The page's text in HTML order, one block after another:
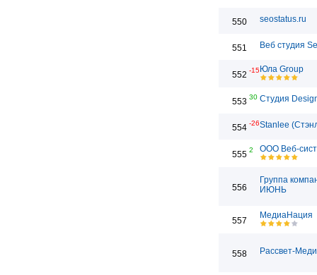
550 seostatus.ru
551 Веб студия
552 -15Юла Group
553 30 Студия
554 -26Stanlee
555 2 ООО Веб-
556
Группа
ИЮНЬ
557
МедиаНация
558 Рассвет-